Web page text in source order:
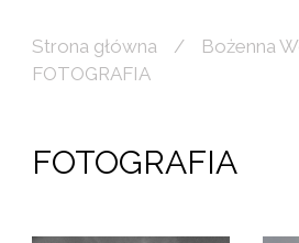
Strona główna
Bożenna
FOTOGRAFIA
FOTOGRAFIA